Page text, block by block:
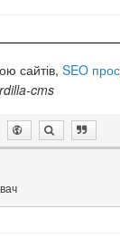
сайтів,SEO
cms